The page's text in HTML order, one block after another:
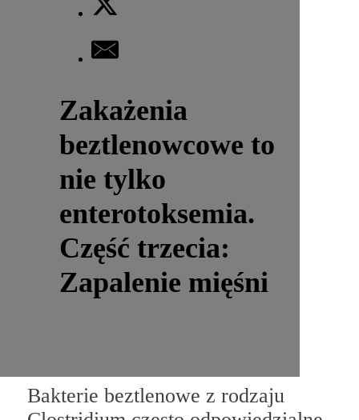
Zakażenia
beztlenowcowe to
nie tylko
enterotoksemia.
Część trzecia:
Zapalenie mięśni
Bakterie beztlenowe z rodzaju